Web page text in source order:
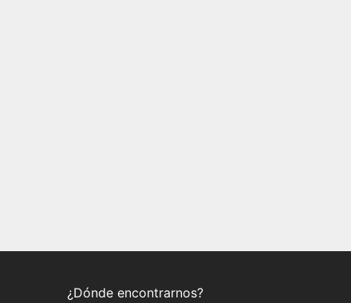
¿Dónde encontrarnos?